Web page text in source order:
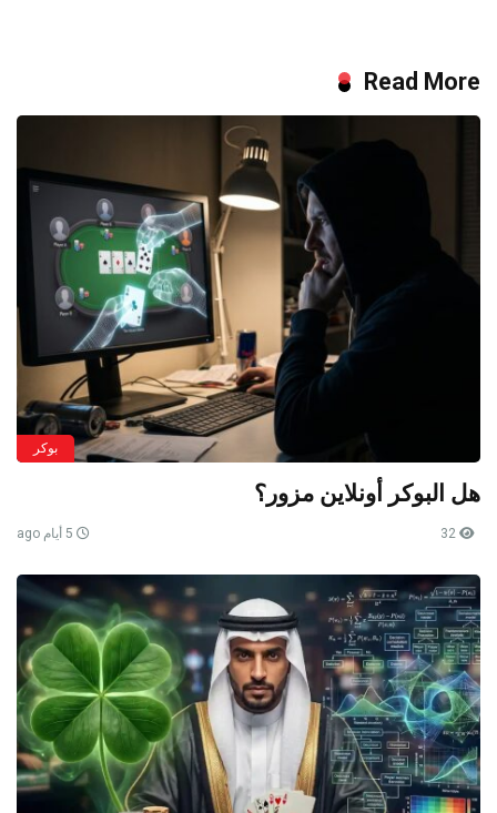
Read More
بوكر
هل البوكر أونلاين مزور؟